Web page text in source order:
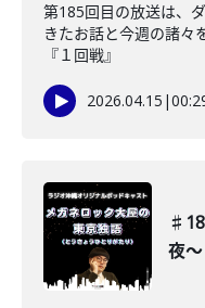
第185回目の放送は、
きたお話と今週の諸々
『１回戦』
2026.04.15 |
夜〜